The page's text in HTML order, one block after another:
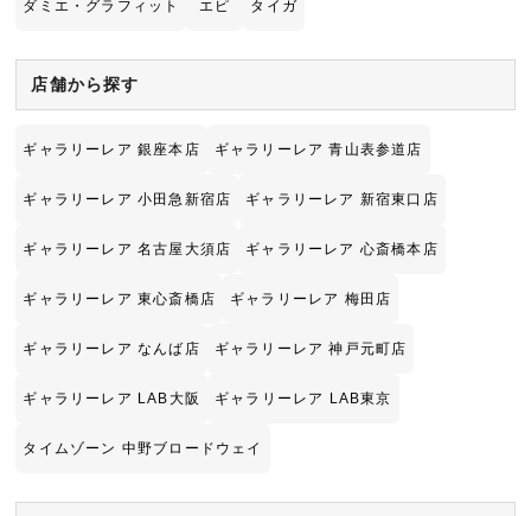
ダミエ・グラフィット エピ タイガ
店舗から探す
ギャラリーレア 銀座本店 ギャラリーレア 青山表参道店
ギャラリーレア 小田急新宿店 ギャラリーレア 新宿東口店
ギャラリーレア 名古屋大須店 ギャラリーレア 心斎橋本店
ギャラリーレア 東心斎橋店 ギャラリーレア 梅田店
ギャラリーレア なんば店 ギャラリーレア 神戸元町店
ギャラリーレア LAB大阪 ギャラリーレア LAB東京
タイムゾーン 中野ブロードウェイ